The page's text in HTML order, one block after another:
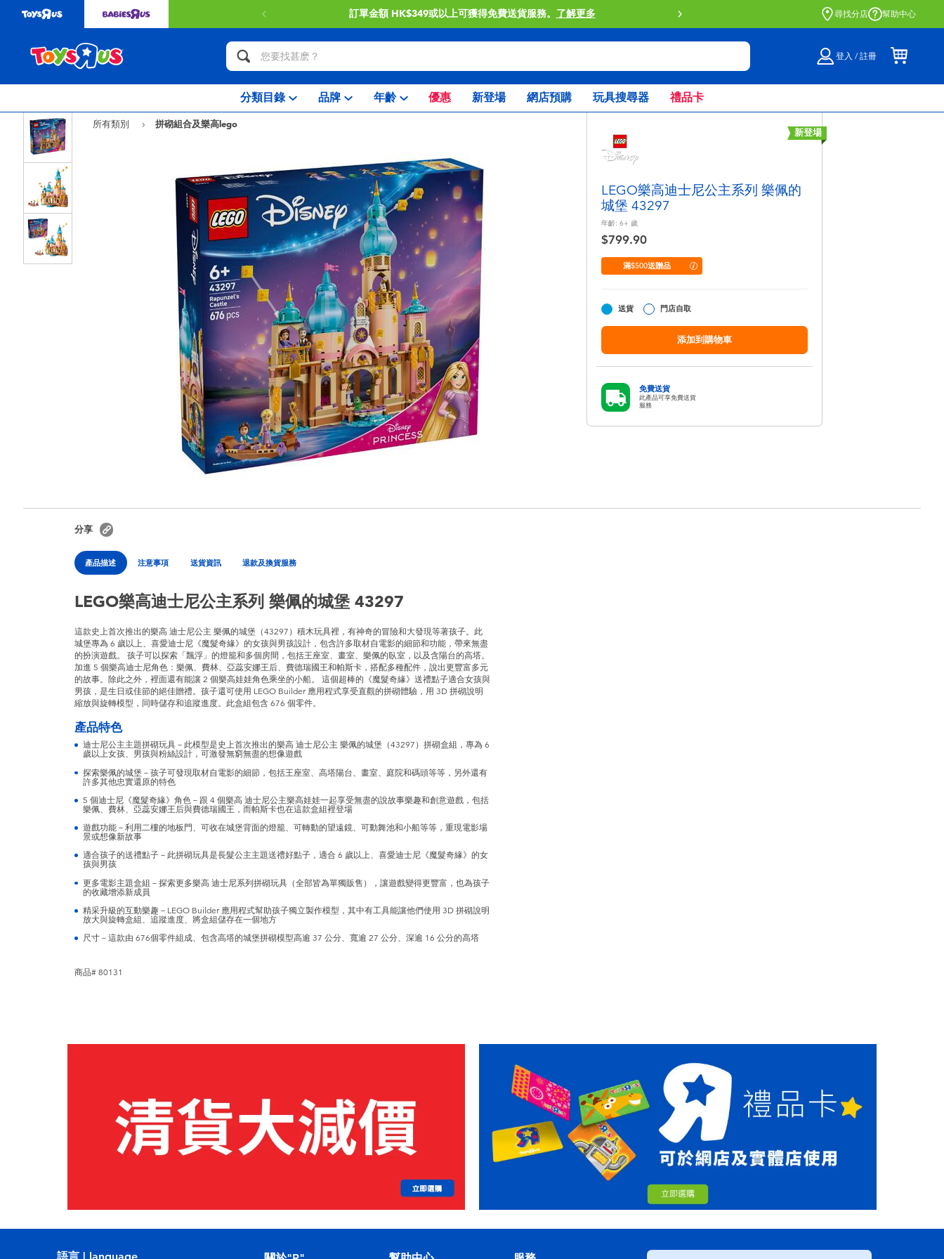
訂單金額 HK$349或以上可獲得免費送貨服務。 了解更多 門店自取服務 網上購買並在店內
尋找分店 幫助中心
登入 / 註冊
分類目錄 品牌 年齡 優惠 新登場 網店預購 玩具搜尋器 禮品卡
所有類別
拼砌組合及樂高lego
新登場
LEGO樂高迪士尼公主系列 樂佩的
城堡 43297
年齡: 6+ 歲
$799.90
滿$500送贈品
送貨 門店自取
添加到購物車
免費送貨
此產品可享免費送貨
服務
分享
產品描述 注意事項 送貨資訊 退款及換貨服務
LEGO樂高迪士尼公主系列 樂佩的城堡 43297
這款史上首次推出的樂高 迪士尼公主 樂佩的城堡（43297）積木玩具裡，有神奇的冒險和大發現等著孩子。此
城堡專為 6 歲以上、喜愛迪士尼《魔髮奇緣》的女孩與男孩設計，包含許多取材自電影的細節和功能，帶來無盡
的扮演遊戲。 孩子可以探索「飄浮」的燈籠和多個房間，包括王座室、畫室、樂佩的臥室，以及含陽台的高塔。
加進 5 個樂高迪士尼角色：樂佩、費林、亞蕊安娜王后、費德瑞國王和帕斯卡，搭配多種配件，說出更豐富多元
的故事。除此之外，裡面還有能讓 2 個樂高娃娃角色乘坐的小船。 這個超棒的《魔髮奇緣》送禮點子適合女孩與
男孩，是生日或佳節的絕佳贈禮。孩子還可使用 LEGO Builder 應用程式享受直觀的拼砌體驗，用 3D 拼砌說明
縮放與旋轉模型，同時儲存和追蹤進度。此盒組包含 676 個零件。
產品特色
迪士尼公主主題拼砌玩具－此模型是史上首次推出的樂高 迪士尼公主 樂佩的城堡（43297）拼砌盒組，專為 6
歲以上女孩、男孩與粉絲設計，可激發無窮無盡的想像遊戲
探索樂佩的城堡－孩子可發現取材自電影的細節，包括王座室、高塔陽台、畫室、庭院和碼頭等等，另外還有
許多其他忠實還原的特色
5 個迪士尼《魔髮奇緣》角色－跟 4 個樂高 迪士尼公主樂高娃娃一起享受無盡的說故事樂趣和創意遊戲，包括
樂佩、費林、亞蕊安娜王后與費德瑞國王，而帕斯卡也在這款盒組裡登場
遊戲功能－利用二樓的地板門、可收在城堡背面的燈籠、可轉動的望遠鏡、可動舞池和小船等等，重現電影場
景或想像新故事
適合孩子的送禮點子－此拼砌玩具是長髮公主主題送禮好點子，適合 6 歲以上、喜愛迪士尼《魔髮奇緣》的女
孩與男孩
更多電影主題盒組－探索更多樂高 迪士尼系列拼砌玩具（全部皆為單獨販售），讓遊戲變得更豐富，也為孩子
的收藏增添新成員
精采升級的互動樂趣－LEGO Builder 應用程式幫助孩子獨立製作模型，其中有工具能讓他們使用 3D 拼砌說明
放大與旋轉盒組、追蹤進度、將盒組儲存在一個地方
尺寸－這款由 676個零件組成、包含高塔的城堡拼砌模型高逾 37 公分、寬逾 27 公分、深逾 16 公分的高塔
商品# 80131
語言 | language